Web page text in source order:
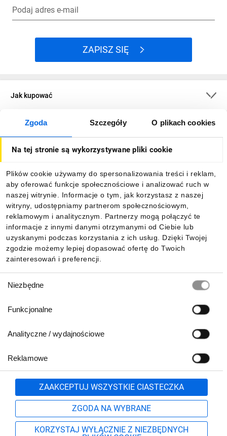
Zgoda Szczegóły O plikach cookies
Na tej stronie są wykorzystywane pliki cookie
Plików cookie używamy do spersonalizowania treści i reklam,
aby oferować funkcje społecznościowe i analizować ruch w
naszej witrynie. Informacje o tym, jak korzystasz z naszej
witryny, udostępniamy partnerom społecznościowym,
reklamowym i analitycznym. Partnerzy mogą połączyć te
informacje z innymi danymi otrzymanymi od Ciebie lub
uzyskanymi podczas korzystania z ich usług. Dzięki Twojej
zgodzie możemy lepiej dopasować ofertę do Twoich
zainteresowań i preferencji.
zgody
Niezbędne
Funkcjonalne
Analityczne / wydajnościowe
Reklamowe
ZAAKCEPTUJ WSZYSTKIE CIASTECZKA
ZGODA NA WYBRANE
KORZYSTAJ WYŁĄCZNIE Z NIEZBĘDNYCH
Podaj adres e-mail
ZAPISZ SIĘ
Jak kupować
O firmie
Informacje
Pobierz naszą aplikację mobilną:
801 500 700 lub
71 37 61 600
Formularz kontaktowy